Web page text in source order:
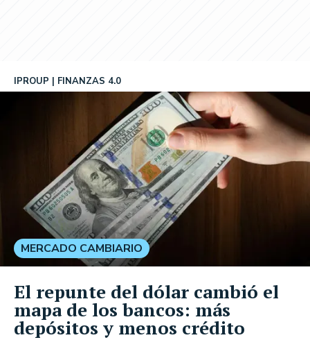
IPROUP FINANZAS 4.0
MERCADO CAMBIARIO
El repunte del dólar cambió el
mapa de los bancos: más
depósitos y menos crédito